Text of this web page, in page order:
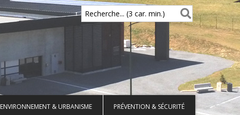
Recherche... (3 car. min.)
ENVIRONNEMENT & URBANISME PRÉVENTION & SÉCURITÉ